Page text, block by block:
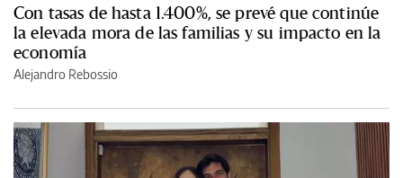
Con tasas de hasta 1.400%, se prevé que continúe
la elevada mora de las familias y su impacto en la
economía
Alejandro Rebossio